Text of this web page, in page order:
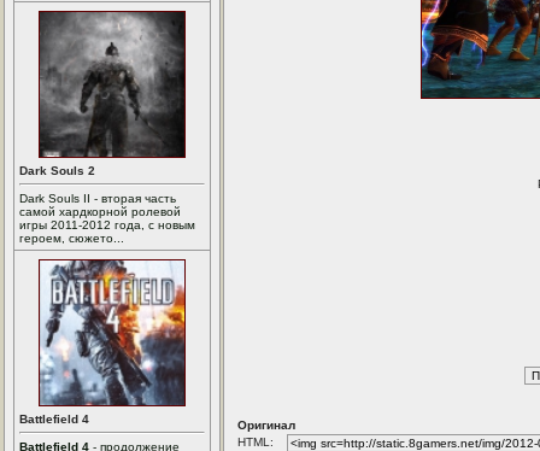
Dark Souls 2
Dark Souls II - вторая часть
самой хардкорной ролевой
игры 2011-2012 года, с новым
героем, сюжето...
Battlefield 4
Battlefield 4 - продолжение
Оригинал
HTML: